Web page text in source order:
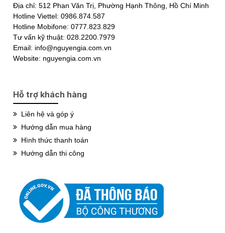
Địa chỉ: 512 Phan Văn Trị, Phường Hạnh Thông, Hồ Chí Minh
Hotline Viettel: 0986.874.587
Hotline Mobifone: 0777.823.829
Tư vấn kỹ thuật: 028.2200.7979
Email: info@nguyengia.com.vn
Website: nguyengia.com.vn
Hỗ trợ khách hàng
Liên hệ và góp ý
Hướng dẫn mua hàng
Hình thức thanh toán
Hướng dẫn thi công